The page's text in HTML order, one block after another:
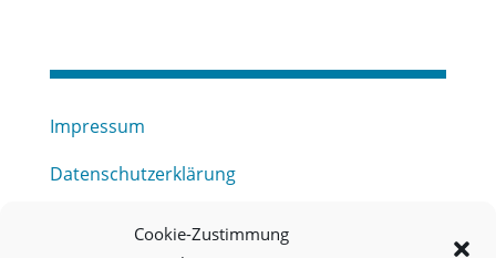
Cookie-Zustimmung
Impressum
Datenschutzerklärung
Haftungsausschluss